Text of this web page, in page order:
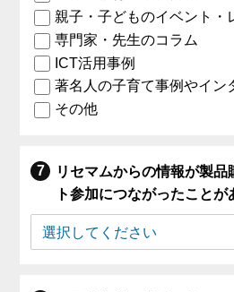
親子・子どものイベント・
専門家・先生のコラム
ICT活用事例
著名人の子育て事例やイン
その他
リセマムからの情報が製
ト参加につながったことが